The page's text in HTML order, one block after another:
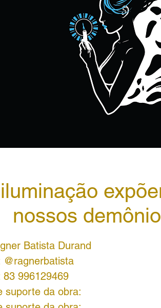
nossos
Batista Durand
@ragnerbatista
83 996129469
suporte da obra: